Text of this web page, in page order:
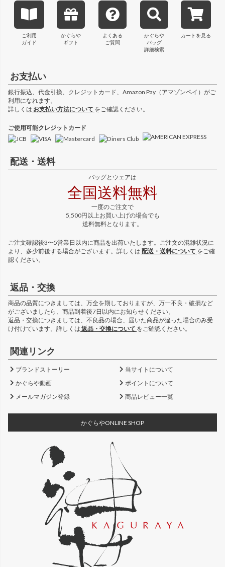
ご利用
ガイド
かぐらや
ギフト
よくある
ご質問
かぐらや
バッグ
詳細検索
カートを見る
お支払い
銀行振込、代金引換、クレジットカード、Amazon Pay（アマゾンペイ）がご
利用になれます。
詳しくは お支払い方法について をご確認ください。
ご使用可能クレジットカード
配送・送料
バッグとウェアは
全国送料無料
一度のご注文で
5,500円以上お買い上げの場合でも
送料無料となります。
ご注文確認後3〜5営業日以内に商品を出荷いたします。ご注文の混雑状況に
より、多少前後する場合がございます。詳しくは 配送・送料について をご確
認ください。
返品・交換
商品の品質につきましては、万全を期しておりますが、万一不良・破損など
がございましたら、商品到着後7日以内にお知らせください。
返品・交換につきましては、不良品の場合、届いた商品が違った場合のみ受
け付けています。詳しくは 返品・交換について をご確認ください。
関連リンク
ブランドストーリー
当サイトについて
かぐらや動画
ポイントについて
メールマガジン登録
商品レビュー一覧
かぐらやONLINE SHOP